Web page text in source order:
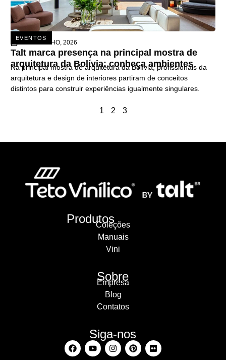
EVENTOS
26 DE JUNHO, 2026
Talt marca presença na principal mostra de
arquitetura da Bolívia; conheça ambientes
Na principal mostra de arquitetura da Bolívia, profissionais da
arquitetura e design de interiores partiram de conceitos
distintos para construir experiências igualmente singulares.
1 2 3
Produtos
Coleções
Manuais
Vini
Sobre
Empresa
Blog
Contatos
Siga-nos